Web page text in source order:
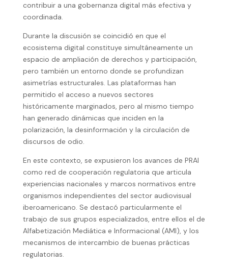
contribuir a una gobernanza digital más efectiva y
coordinada.
Durante la discusión se coincidió en que el
ecosistema digital constituye simultáneamente un
espacio de ampliación de derechos y participación,
pero también un entorno donde se profundizan
asimetrías estructurales. Las plataformas han
permitido el acceso a nuevos sectores
históricamente marginados, pero al mismo tiempo
han generado dinámicas que inciden en la
polarización, la desinformación y la circulación de
discursos de odio.
En este contexto, se expusieron los avances de PRAI
como red de cooperación regulatoria que articula
experiencias nacionales y marcos normativos entre
organismos independientes del sector audiovisual
iberoamericano. Se destacó particularmente el
trabajo de sus grupos especializados, entre ellos el de
Alfabetización Mediática e Informacional (AMI), y los
mecanismos de intercambio de buenas prácticas
regulatorias.